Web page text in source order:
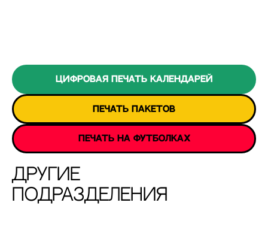
Цифровая печать календарей
Печать пакетов
Печать на футболках
другие
подразделения